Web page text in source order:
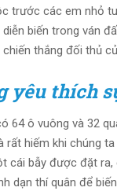
trước các em nhỏ
biến trong ván
thắng đối thủ
yêu thích
64 ô vuông và 32
rất hiếm khi chúng
cái bẫy được đặt
dạn thí quân để